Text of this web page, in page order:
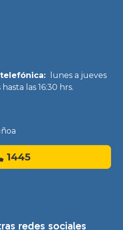
lunes a jueves
las 16:30 hrs.
1445
redes sociales